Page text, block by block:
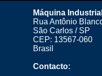
Máquina
Rua Antônio
São Carlos / SP
CEP: 13567-060
Brasil
Contacto: